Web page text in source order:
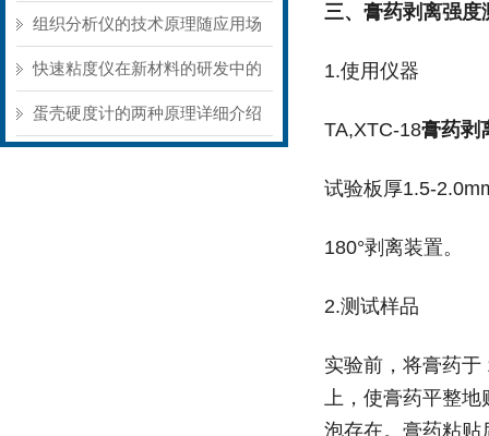
面？
组织分析仪的技术原理随应用场
景不同存在明显差异
快速粘度仪在新材料的研发中的
应用
蛋壳硬度计的两种原理详细介绍
三、膏药剥离强度
1.使用仪器
TA,XTC-18膏药剥
试验板厚1.5-
180°剥离装置。
2.测试样品
实验前，将膏药
上，使膏药平整地
泡存在。膏药粘贴